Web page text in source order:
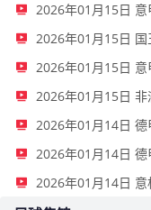
2026年01月15日
2026年01月15日
2026年01月15日
2026年01月14日
2026年01月14日
2026年01月14日